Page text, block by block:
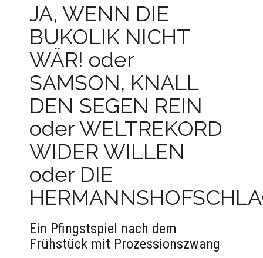
JA, WENN DIE
BUKOLIK NICHT
WÄR! oder
SAMSON, KNALL
DEN SEGEN REIN
oder WELTREKORD
WIDER WILLEN
oder DIE
Ein Pfingstspiel nach dem
Frühstück mit Prozessionszwang